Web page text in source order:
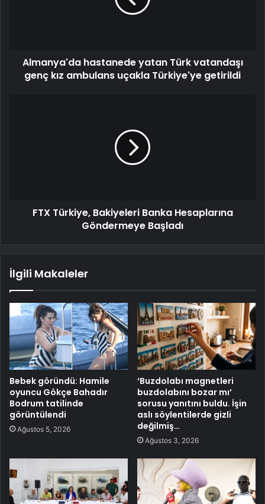
Almanya'da hastanede yatan Türk vatandaşı
genç kız ambulans uçakla Türkiye'ye getirildi
FTX Türkiye, Bakiyeleri Banka Hesaplarına
Göndermeye Başladı
İlgili Makaleler
Bebek göründü: Hamile
oyuncu Gökçe Bahadır
Bodrum tatilinde
görüntülendi
Ağustos 5, 2026
‘Buzdolabı magnetleri
buzdolabını bozar mı’
sorusu yanıtını buldu. İşin
aslı söylentilerde gizli
değilmiş…
Ağustos 3, 2026